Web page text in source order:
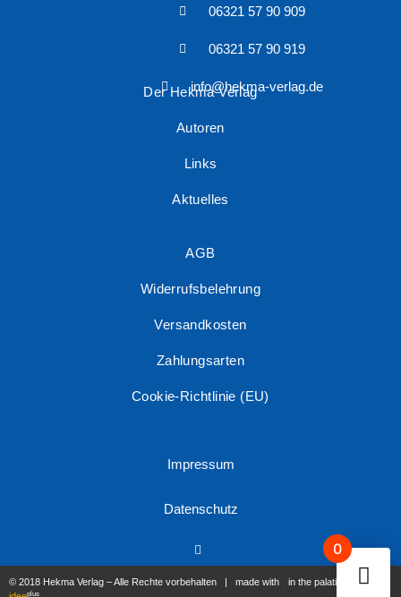
06321 57 90 909
06321 57 90 919
info@hekma-verlag.de
Der Hekma Verlag
Autoren
Links
Aktuelles
AGB
Widerrufsbelehrung
Versandkosten
Zahlungsarten
Cookie-Richtlinie (EU)
Impressum
Datenschutz
© 2018 Hekma Verlag – Alle Rechte vorbehalten | made with
in the palatinate by
plus
0